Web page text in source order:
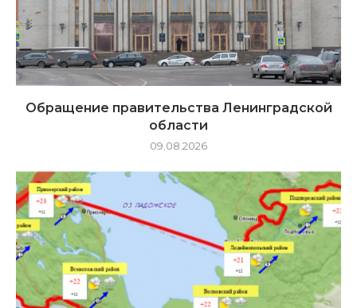
Обращение правительства Ленинградской
области
09.08.2026